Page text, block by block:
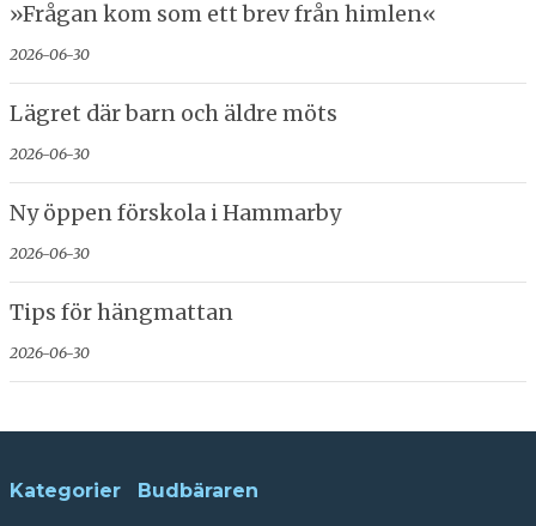
»Frågan kom som ett brev från himlen«
2026-06-30
Lägret där barn och äldre möts
2026-06-30
Ny öppen förskola i Hammarby
2026-06-30
Tips för hängmattan
2026-06-30
Kategorier Budbäraren